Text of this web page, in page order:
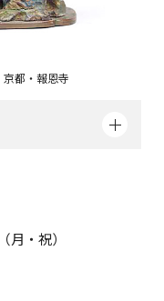
都・報恩寺
月・祝）